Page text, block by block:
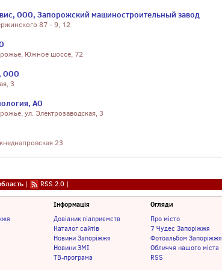
ООО, Запорожский машиностроительный завод
87 - 9, 12
Южное шоссе, 72
ООО
3
АО
ул. Электрозаводская, 3
23
| RSS 2.0 |
Інформація
Довідник підприємств
Каталог сайтів
Новини Запоріжжя
Новини ЗМІ
ТВ-програма
Огляди
Про місто
7 Чудес Запоріжжя
Фотоальбом Запоріжжя
Обличчя нашого міста
RSS